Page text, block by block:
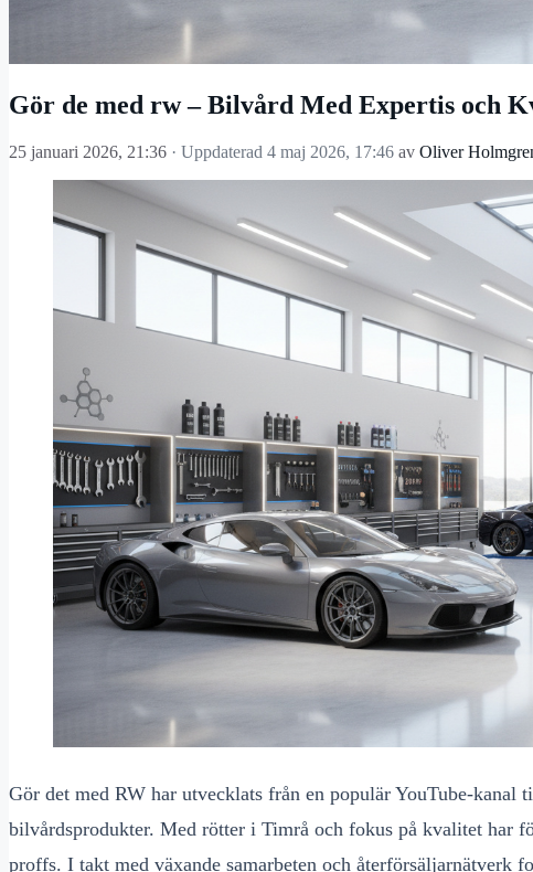
Gör de med rw – Bilvård Med Expertis och
25 januari 2026, 21:36 · Uppdaterad 4 maj 2026, 17:46 av Oliver
Gör det med RW har utvecklats från en populär YouTube-
bilvårdsprodukter. Med rötter i Timrå och fokus på kvalitet har
proffs. I takt med växande samarbeten och återförsäljarnätverk